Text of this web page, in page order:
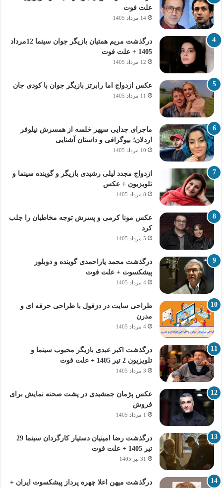
علت فوت
14 مرداد 1405
درگذشت مریم همتیان بازیگر جوان سینما 12مرداد
1405 + علت فوت
12 مرداد 1405
عکس ازدواج اما رابرتز بازیگر جوان با کودی جان
11 مرداد 1405
ماجرای جدایی سپهر خلسه از همسرش نیلوفر
اردلان؛ بیوگرافی و داستان آشنایی
10 مرداد 1405
ازدواج مجدد لیلی رشیدی بازیگر و گوینده سینما و
تلویزیون + عکس
8 مرداد 1405
عکس مونا کرمی و پسرش توجه مخاطبان را جلب
کرد
5 مرداد 1405
درگذشت محمد یاراحمدی گوینده و دوبلور
پیشکسوت + علت فوت
4 مرداد 1405
طراحی سایت در دزفول با طراحی حرفه‌ ای و
مدرن
4 مرداد 1405
درگذشت اکبر عبدی بازیگر محبوب سینما و
تلویزیون 2 تیر 1405 + علت فوت
3 مرداد 1405
عکس پژمان جمشیدی در پشت صحنه نمایش برای
فروش
1 مرداد 1405
درگذشت رضا امینیان دستیار کارگردان سینما 29
تیر 1405 + علت فوت
31 تیر 1405
درگذشت میهن اعلا چهره پرداز پیشکسوت ایران +